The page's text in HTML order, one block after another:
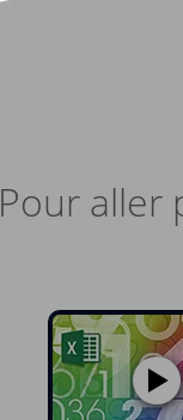
Pour aller